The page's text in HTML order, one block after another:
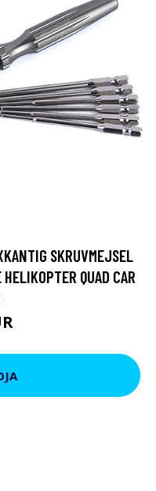
SKRUVMEJSEL
QUAD CAR